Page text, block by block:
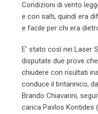
Condizioni di vento
e con salti, quindi era
e facile per chi era
E’ stato così nei Laser
disputate due prove
chiudere con risultati
conduce il britannico,
Brando Chiavarini,
carica Pavlos Kontides